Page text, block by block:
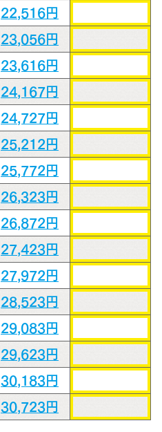
22,516円
23,056円
23,616円
24,167円
24,727円
25,212円
25,772円
26,323円
26,872円
27,423円
27,972円
28,523円
29,083円
29,623円
30,183円
30,723円